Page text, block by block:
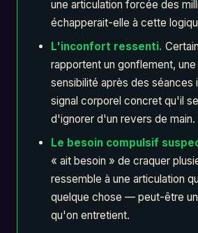
une articulation forcée des
échapperait-elle à cette
L'inconfort ressenti.
rapportent un gonflement, une
sensibilité après des
signal corporel concret qu'il
d'ignorer d'un revers de main.
Le besoin compulsif
« ait besoin » de craquer
ressemble à une articulation
quelque chose — peut-être
qu'on entretient.